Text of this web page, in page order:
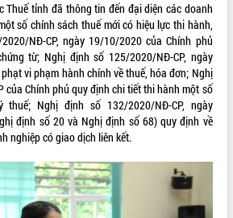
Thuế tỉnh đã thông tin đến đại diện các doanh
số chính sách thuế mới có hiệu lực thi hành,
NĐ-CP, ngày 19/10/2020 của Chính phủ
từ; Nghị định số 125/2020/NĐ-CP, ngày
vi phạm hành chính về thuế, hóa đơn; Nghị
Chính phủ quy định chi tiết thi hành một số
Nghị định số 132/2020/NĐ-CP, ngày
định số 20 và Nghị định số 68) quy định về
nghiệp có giao dịch liên kết.